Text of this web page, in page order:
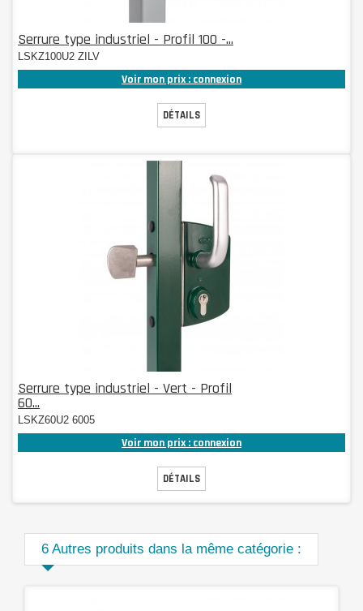
Serrure type industriel - Profil 100 -...
LSKZ100U2 ZILV
Voir mon prix : connexion
DÉTAILS
Serrure type industriel - Vert - Profil
60...
LSKZ60U2 6005
Voir mon prix : connexion
DÉTAILS
6 Autres produits dans la même catégorie :